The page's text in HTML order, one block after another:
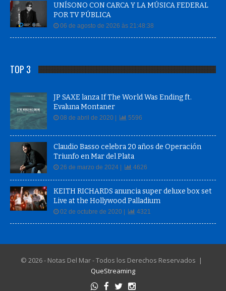
UNÍSONO CON CARCA Y LA MÚSICA FEDERAL
POR TV PÚBLICA
06 de agosto de 2026 às 21:48:38
TOP 3
JP SAXE lanza If The World Was Ending ft.
Evaluna Montaner
08 de abril de 2020 | 5596
Claudio Basso celebra 20 años de Operación
Triunfo en Mar del Plata
26 de marzo de 2024 | 4626
KEITH RICHARDS anuncia super deluxe box set
Live at the Hollywood Palladium
02 de octubre de 2020 | 4321
© 2026 - Notas Del Mar - Todos los Derechos Reservados |
QueStreaming